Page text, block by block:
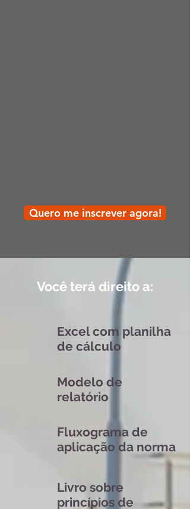
Quero me inscrever agora!
Você terá direito a:
Excel com planilha
de cálculo
Modelo de
relatório
Fluxograma de
aplicação da norma
Livro sobre
princípios de